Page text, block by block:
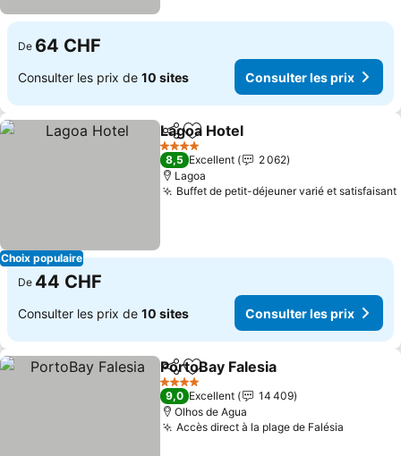
De 64 CHF
Consulter les prix de 10 sites Consulter les prix
Choix populaire
PartagerAjouter à mes favoris
Lagoa Hotel
4 Étoiles
8,5 Excellent
2 062
Lagoa
Buffet de petit-déjeuner varié et satisfaisant
De 44 CHF
Consulter les prix de 10 sites Consulter les prix
PartagerAjouter à mes favoris
PortoBay Falesia
4 Étoiles
9,0 Excellent
14 409
Olhos de Agua
Accès direct à la plage de Falésia